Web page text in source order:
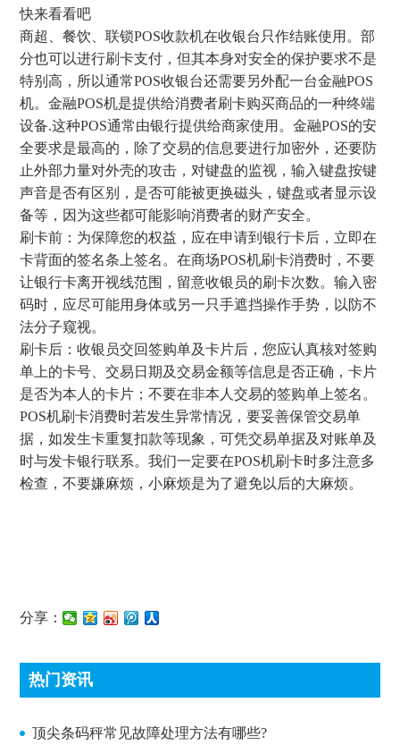
快来看看吧
商超、餐饮、联锁POS收款机在收银台只作结账使用。部
分也可以进行刷卡支付，但其本身对安全的保护要求不是
特别高，所以通常POS收银台还需要另外配一台金融POS
机。金融POS机是提供给消费者刷卡购买商品的一种终端
设备.这种POS通常由银行提供给商家使用。金融POS的安
全要求是最高的，除了交易的信息要进行加密外，还要防
止外部力量对外壳的攻击，对键盘的监视，输入键盘按键
声音是否有区别，是否可能被更换磁头，键盘或者显示设
备等，因为这些都可能影响消费者的财产安全。
刷卡前：为保障您的权益，应在申请到银行卡后，立即在
卡背面的签名条上签名。在商场POS机刷卡消费时，不要
让银行卡离开视线范围，留意收银员的刷卡次数。输入密
码时，应尽可能用身体或另一只手遮挡操作手势，以防不
法分子窥视。
刷卡后：收银员交回签购单及卡片后，您应认真核对签购
单上的卡号、交易日期及交易金额等信息是否正确，卡片
是否为本人的卡片；不要在非本人交易的签购单上签名。
POS机刷卡消费时若发生异常情况，要妥善保管交易单
据，如发生卡重复扣款等现象，可凭交易单据及对账单及
时与发卡银行联系。我们一定要在POS机刷卡时多注意多
检查，不要嫌麻烦，小麻烦是为了避免以后的大麻烦。
分享：
热门资讯
顶尖条码秤常见故障处理方法有哪些?
顶尖条码秤常见故障处理方法有哪些?